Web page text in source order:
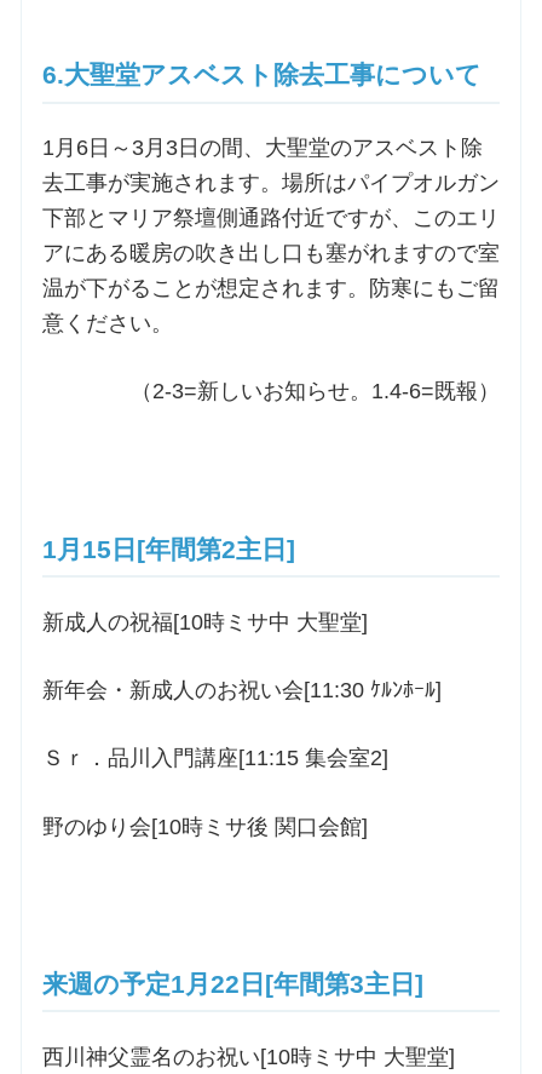
6.大聖堂アスベスト除去工事について
1月6日～3月3日の間、大聖堂のアスベスト除
去工事が実施されます。場所はパイプオルガン
下部とマリア祭壇側通路付近ですが、このエリ
アにある暖房の吹き出し口も塞がれますので室
温が下がることが想定されます。防寒にもご留
意ください。
（2-3=新しいお知らせ。1.4-6=既報）
1月15日[年間第2主日]
新成人の祝福[10時ミサ中 大聖堂]
新年会・新成人のお祝い会[11:30 ｹﾙﾝﾎｰﾙ]
Ｓｒ．品川入門講座[11:15 集会室2]
野のゆり会[10時ミサ後 関口会館]
来週の予定1月22日[年間第3主日]
西川神父霊名のお祝い[10時ミサ中 大聖堂]